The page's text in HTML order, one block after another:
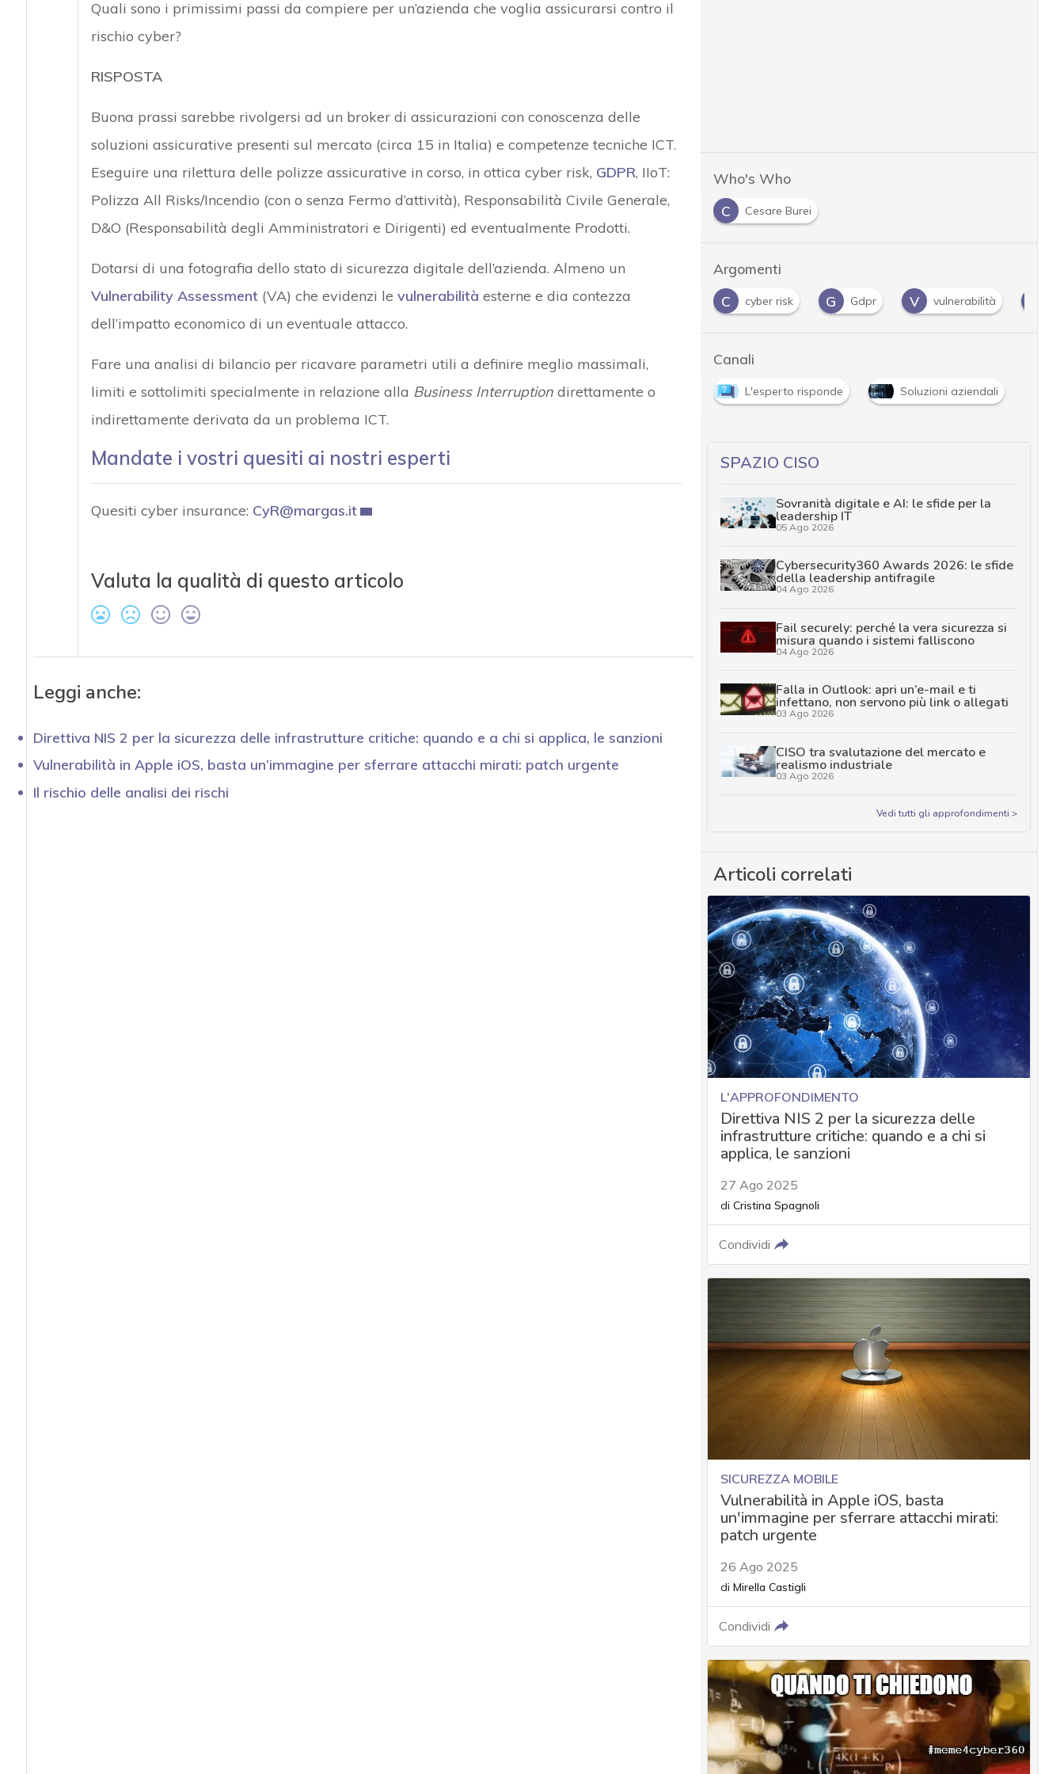
Quali sono i primissimi passi da compiere per un’azienda che voglia assicurarsi contro il
rischio cyber?
RISPOSTA
Buona prassi sarebbe rivolgersi ad un broker di assicurazioni con conoscenza delle
soluzioni assicurative presenti sul mercato (circa 15 in Italia) e competenze tecniche ICT.
Eseguire una rilettura delle polizze assicurative in corso, in ottica cyber risk, GDPR, IIoT:
Polizza All Risks/Incendio (con o senza Fermo d’attività), Responsabilità Civile Generale,
D&O (Responsabilità degli Amministratori e Dirigenti) ed eventualmente Prodotti.
Dotarsi di una fotografia dello stato di sicurezza digitale dell’azienda. Almeno un
Vulnerability Assessment(VA) che evidenzi le vulnerabilità esterne e dia contezza
dell’impatto economico di un eventuale attacco.
Fare una analisi di bilancio per ricavare parametri utili a definire meglio massimali,
limiti e sottolimiti specialmente in relazione alla Business Interruptiondirettamente o
indirettamente derivata da un problema ICT.
Mandate i vostri quesiti ai nostri esperti
Quesiti cyber insurance: CyR@margas.it
Valuta la qualità di questo articolo
Leggi anche:
Direttiva NIS 2 per la sicurezza delle infrastrutture critiche: quando e a chi si applica, le sanzioni
Vulnerabilità in Apple iOS, basta un’immagine per sferrare attacchi mirati: patch urgente
Il rischio delle analisi dei rischi
Who's Who
C
Cesare Burei
Argomenti
C
cyber insurance C cyber risk G Gdpr V vulnerabilità
Canali
L'esperto risponde Soluzioni aziendali
SPAZIO CISO
Sovranità digitale e AI: le sfide per la
leadership IT
05 Ago 2026
Cybersecurity360 Awards 2026: le sfide
della leadership antifragile
04 Ago 2026
Fail securely: perché la vera sicurezza si
misura quando i sistemi falliscono
04 Ago 2026
Falla in Outlook: apri un’e-mail e ti
infettano, non servono più link o allegati
03 Ago 2026
CISO tra svalutazione del mercato e
realismo industriale
03 Ago 2026
Vedi tutti gli approfondimenti >
Articoli correlati
L'APPROFONDIMENTO
Direttiva NIS 2 per la sicurezza delle
infrastrutture critiche: quando e a chi si
applica, le sanzioni
27 Ago 2025
di Cristina Spagnoli
Condividi
SICUREZZA MOBILE
Vulnerabilità in Apple iOS, basta
un'immagine per sferrare attacchi mirati:
patch urgente
26 Ago 2025
di Mirella Castigli
Condividi